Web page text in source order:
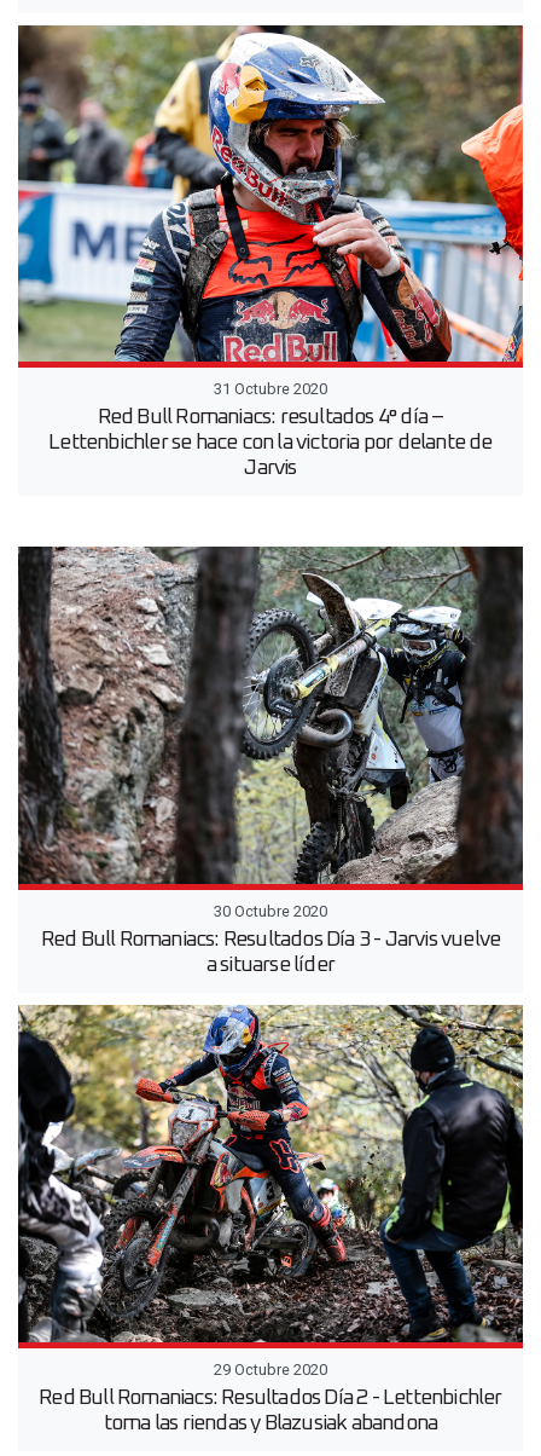
31 Octubre 2020
Red Bull Romaniacs: resultados 4° día –
Lettenbichler se hace con la victoria por delante de
Jarvis
30 Octubre 2020
Red Bull Romaniacs: Resultados Día 3 - Jarvis vuelve
a situarse líder
29 Octubre 2020
Red Bull Romaniacs: Resultados Día 2 - Lettenbichler
toma las riendas y Blazusiak abandona